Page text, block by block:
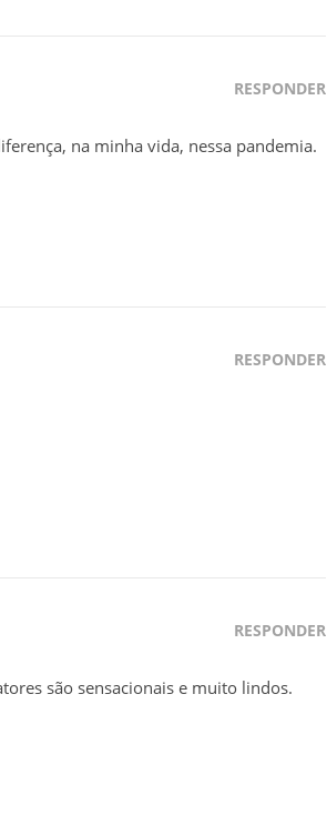
RESPONDER
na minha vida, nessa pandemia.
RESPONDER
RESPONDER
são sensacionais e muito lindos.